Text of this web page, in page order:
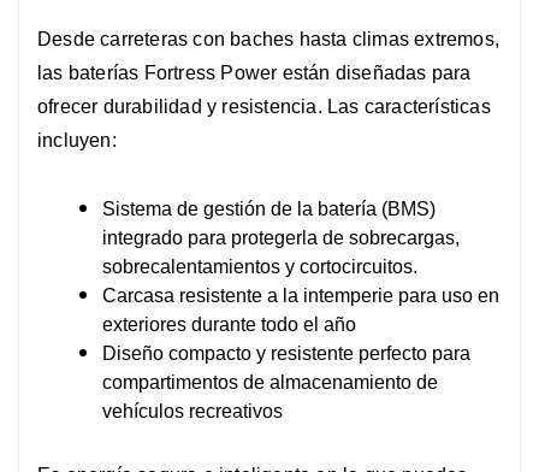
Desde carreteras con baches hasta climas extremos,
las baterías Fortress Power están diseñadas para
ofrecer durabilidad y resistencia. Las características
incluyen:
Sistema de gestión de la batería (BMS)
integrado para protegerla de sobrecargas,
sobrecalentamientos y cortocircuitos.
Carcasa resistente a la intemperie para uso en
exteriores durante todo el año
Diseño compacto y resistente perfecto para
compartimentos de almacenamiento de
vehículos recreativos